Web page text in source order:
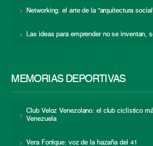
Networking: el arte de la “arquitectura
Las ideas para emprender no se inventan,
MEMORIAS DEPORTIVAS
Club Veloz Venezolano: el club ciclístico
Venezuela
Vera Fortique: voz de la hazaña del 41